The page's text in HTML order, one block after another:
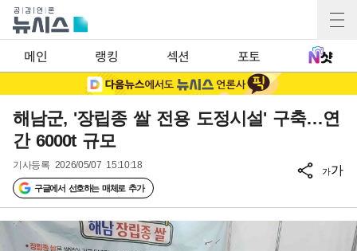
메인 랭킹 섹션 포토
해남군, '장립종 쌀 전용 도정시설' 구축…연
간 6000t 규모
기사등록 2026/05/07 15:10:18
구글에서 선호하는 매체로 추가
가가